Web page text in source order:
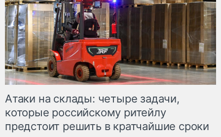
Атаки на склады: четыре задачи,
которые российскому ритейлу
предстоит решить в кратчайшие сроки